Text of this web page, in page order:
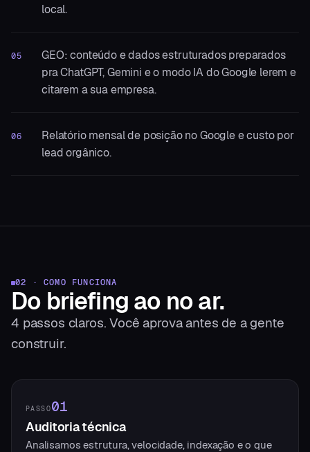
local.
05
GEO: conteúdo e dados estruturados preparados
pra ChatGPT, Gemini e o modo IA do Google lerem e
citarem a sua empresa.
06
Relatório mensal de posição no Google e custo por
lead orgânico.
02 · COMO FUNCIONA
Do briefing ao no ar.
4 passos claros. Você aprova antes de a gente
construir.
PASSO01
Auditoria técnica
Analisamos estrutura, velocidade, indexação e o que